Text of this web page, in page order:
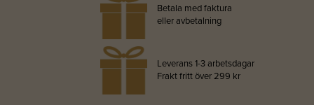
Betala med faktura
eller avbetalning
Leverans 1-3 arbetsdagar
Frakt fritt över 299 kr